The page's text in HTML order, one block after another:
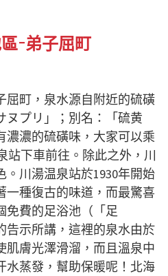
−弟子屈町
屈町，泉水源自附近的硫磺
ヌプリ」；別名：「硫黄
濃濃的硫磺味，大家可以乘
站下車前往。除此之外，川
。川湯温泉站於1930年開始
一種復古的味道，而最驚喜
免費的足浴池（「足
告示所講，這裡的泉水由於
肌膚光澤滑溜，而且溫泉中
水蒸發，幫助保暖呢！北海